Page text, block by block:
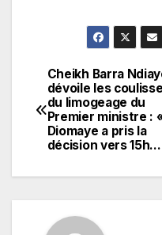
de
l’article
Cheikh Barra
dévoile les
du limogeage du
Premier ministre :
Diomaye a pris la
décision vers